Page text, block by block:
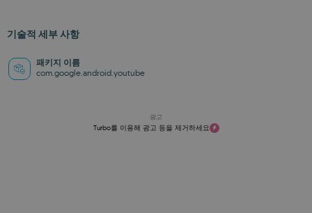
기술적 세부 사항
패키지 이름
com.google.android.youtube
광고
Turbo를 이용해 광고 등을 제거하세요